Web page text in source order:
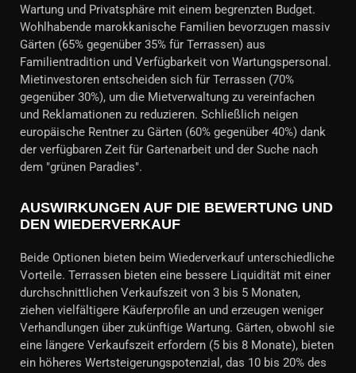
Wartung und Privatsphäre mit einem begrenzten Budget.
Wohlhabende marokkanische Familien bevorzugen massiv
Gärten (65% gegenüber 35% für Terrassen) aus
Familientradition und Verfügbarkeit von Wartungspersonal.
Mietinvestoren entscheiden sich für Terrassen (70%
gegenüber 30%), um die Mietverwaltung zu vereinfachen
und Reklamationen zu reduzieren. Schließlich neigen
europäische Rentner zu Gärten (60% gegenüber 40%) dank
der verfügbaren Zeit für Gartenarbeit und der Suche nach
dem "grünen Paradies".
AUSWIRKUNGEN AUF DIE BEWERTUNG UND
DEN WIEDERVERKAUF
Beide Optionen bieten beim Wiederverkauf unterschiedliche
Vorteile. Terrassen bieten eine bessere Liquidität mit einer
durchschnittlichen Verkaufszeit von 3 bis 5 Monaten,
ziehen vielfältigere Käuferprofile an und erzeugen weniger
Verhandlungen über zukünftige Wartung. Gärten, obwohl sie
eine längere Verkaufszeit erfordern (5 bis 8 Monate), bieten
ein höheres Wertsteigerungspotenzial, das 10 bis 20% des